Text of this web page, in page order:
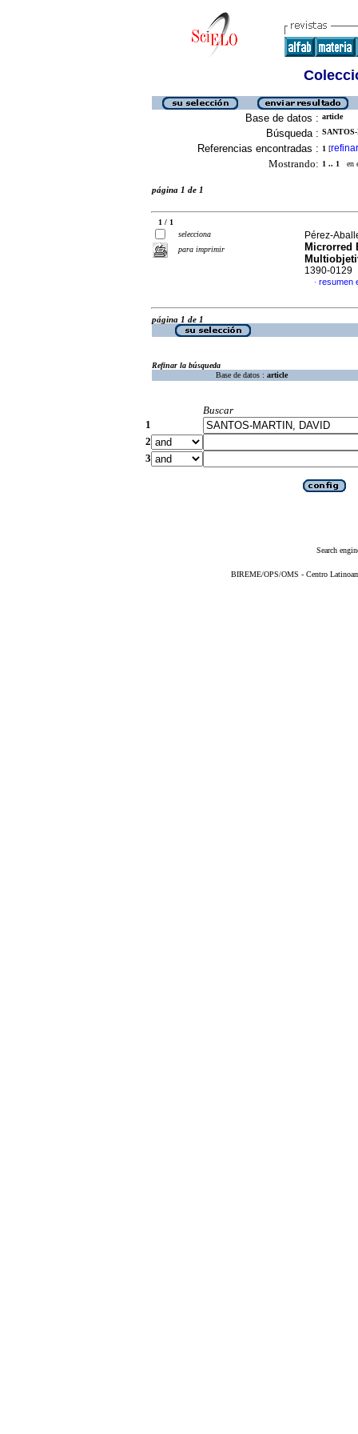
Base de datos : article
Búsqueda :
Referencias encontradas : 1 [refinar
Mostrando: 1 .. 1 en
página 1 de 1
1 / 1
selecciona
para imprimir
Pérez-
Microrred
1390-0129
· resumen
página 1 de 1
Refinar la búsqueda
Base de datos : article
Buscar
1
2
3
Search
BIREME/OPS/OMS - Centro